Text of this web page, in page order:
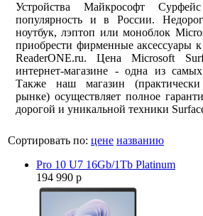
Устройства Майкрософт
популярность и в России.
ноутбук, лэптоп или моноблок
приобрести фирменные аксессуары
ReaderONE.ru. Цена Microsoft
интернет-магазине - одна из
Также наш магазин
рынке) осуществляет полное
дорогой и уникальной техники
Сортировать по: цене названию
Pro 10 U7 16Gb/1Tb Platinum
194 990 р